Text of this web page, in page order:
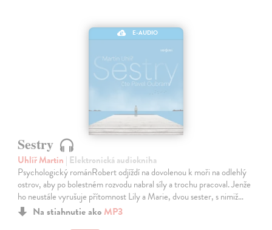
E-AUDIO
Sestry
Uhlíř Martin | Elektronická audiokniha
Psychologický románRobert odjíždí na dovolenou k moři na odlehlý
ostrov, aby po bolestném rozvodu nabral síly a trochu pracoval. Jenže
ho neustále vyrušuje přítomnost Lily a Marie, dvou sester, s nimiž…
Na stiahnutie ako MP3